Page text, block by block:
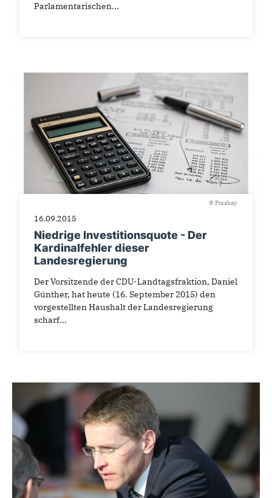
Parlamentarischen...
© Pixabay
16.09.2015
Niedrige Investitionsquote - Der
Kardinalfehler dieser
Landesregierung
Der Vorsitzende der CDU-Landtagsfraktion, Daniel
Günther, hat heute (16. September 2015) den
vorgestellten Haushalt der Landesregierung
scharf...